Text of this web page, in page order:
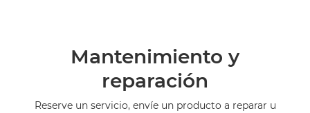
Mantenimiento y
reparación
Reserve un servicio, envíe un producto a reparar u